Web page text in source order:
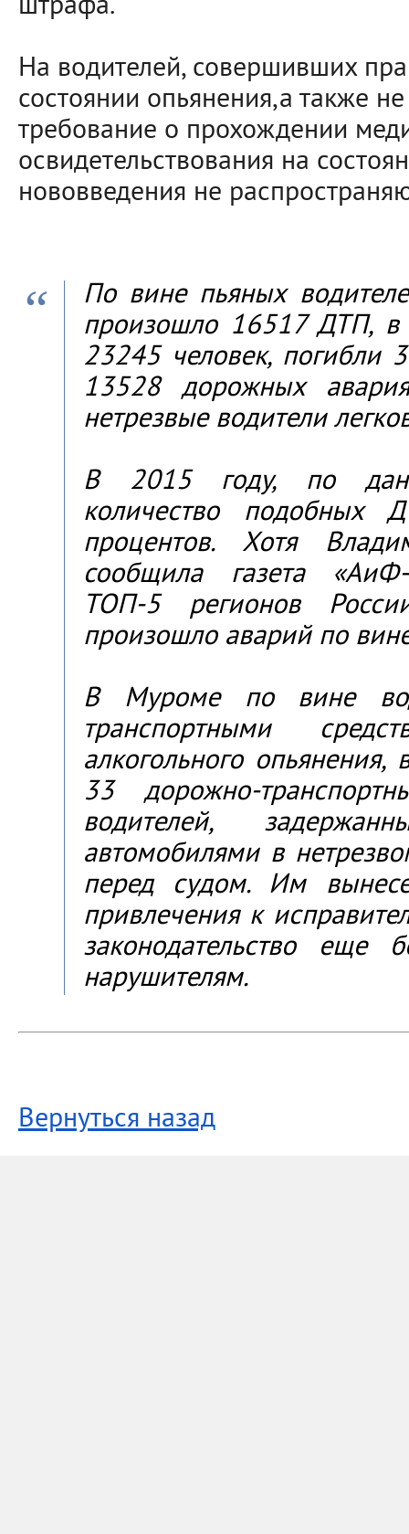
штрафа.
На водителей, совершивших
состоянии опьянения,а также
требование о прохождении
освидетельствования на
нововведения не
По вине пьяных
произошло 16517 ДТП, в
23245 человек, погибли
13528 дорожных
нетрезвые водители
В 2015 году, по
количество подобных
процентов. Хотя
сообщила газета
ТОП-5 регионов
произошло аварий по
В Муроме по вине
транспортными
алкогольного
33 дорожно-
водителей,
автомобилями в
перед судом. Им
привлечения к
законодательство еще
нарушителям.
Вернуться назад